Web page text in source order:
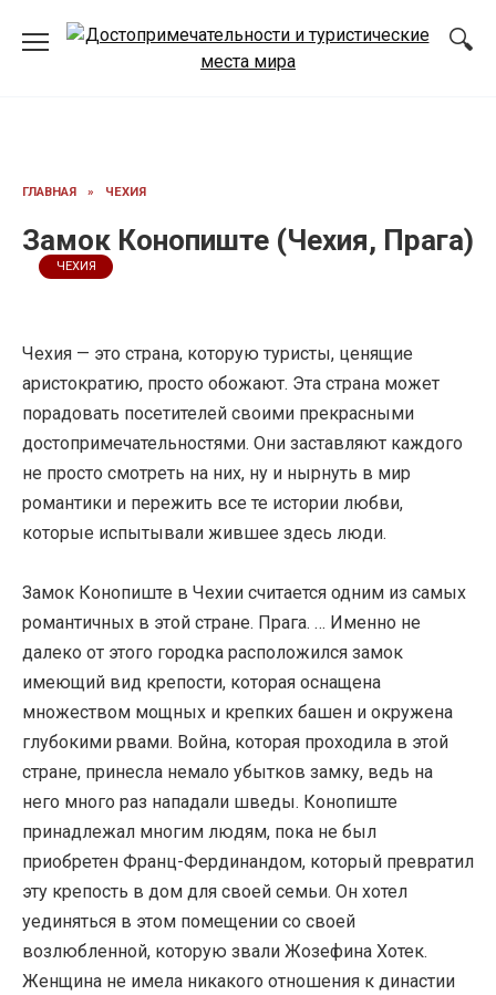
ГЛАВНАЯ » ЧЕХИЯ
Замок Конопиште (Чехия, Прага)
ЧЕХИЯ
Чехия — это страна, которую туристы, ценящие
аристократию, просто обожают. Эта страна может
порадовать посетителей своими прекрасными
достопримечательностями. Они заставляют каждого
не просто смотреть на них, ну и нырнуть в мир
романтики и пережить все те истории любви,
которые испытывали жившее здесь люди.
Замок Конопиште в Чехии считается одним из самых
романтичных в этой стране. Прага. … Именно не
далеко от этого городка расположился замок
имеющий вид крепости, которая оснащена
множеством мощных и крепких башен и окружена
глубокими рвами. Война, которая проходила в этой
стране, принесла немало убытков замку, ведь на
него много раз нападали шведы. Конопиште
принадлежал многим людям, пока не был
приобретен Франц-Фердинандом, который превратил
эту крепость в дом для своей семьи. Он хотел
уединяться в этом помещении со своей
возлюбленной, которую звали Жозефина Хотек.
Женщина не имела никакого отношения к династии